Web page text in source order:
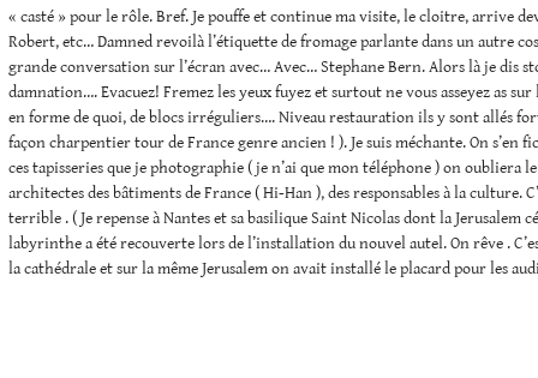
« casté » pour le rôle. Bref. Je pouffe et continue ma visite, le cloitre, arrive
Robert, etc… Damned revoilà l’étiquette de fromage parlante dans un autre
grande conversation sur l’écran avec… Avec… Stephane Bern. Alors là je dis
damnation…. Evacuez! Fremez les yeux fuyez et surtout ne vous asseyez as sur
en forme de quoi, de blocs irréguliers…. Niveau restauration ils y sont allés
façon charpentier tour de France genre ancien ! ). Je suis méchante. On s’en
ces tapisseries que je photographie ( je n’ai que mon téléphone ) on oubliera le
architectes des bâtiments de France ( Hi-Han ), des responsables à la culture.
terrible . ( Je repense à Nantes et sa basilique Saint Nicolas dont la Jerusalem
labyrinthe a été recouverte lors de l’installation du nouvel autel. On rêve .
la cathédrale et sur la même Jerusalem on avait installé le placard pour les